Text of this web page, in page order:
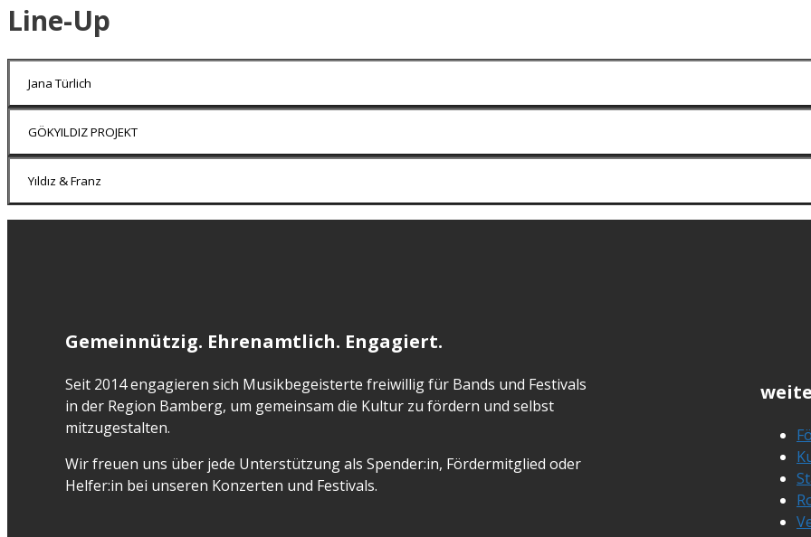
Line-Up
Jana Türlich
GÖKYILDIZ PROJEKT
Yıldız & Franz
Gemeinnützig. Ehrenamtlich. Engagiert.
Seit 2014 engagieren sich Musikbegeisterte freiwillig für Bands und Festivals
in der Region Bamberg, um gemeinsam die Kultur zu fördern und selbst
mitzugestalten.
Wir freuen uns über jede Unterstützung als Spender:in, Fördermitglied oder
Helfer:in bei unseren Konzerten und Festivals.